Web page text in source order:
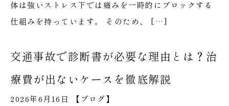
体は強いストレス下では痛みを一時的にブロックする
仕組みを持っています。 そのため、 […]
交通事故で診断書が必要な理由とは？治
療費が出ないケースを徹底解説
2026年6月16日 【 ブログ】